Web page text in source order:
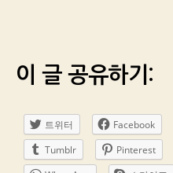
이 글 공유하기:
트위터 Facebook
Tumblr
Pinterest